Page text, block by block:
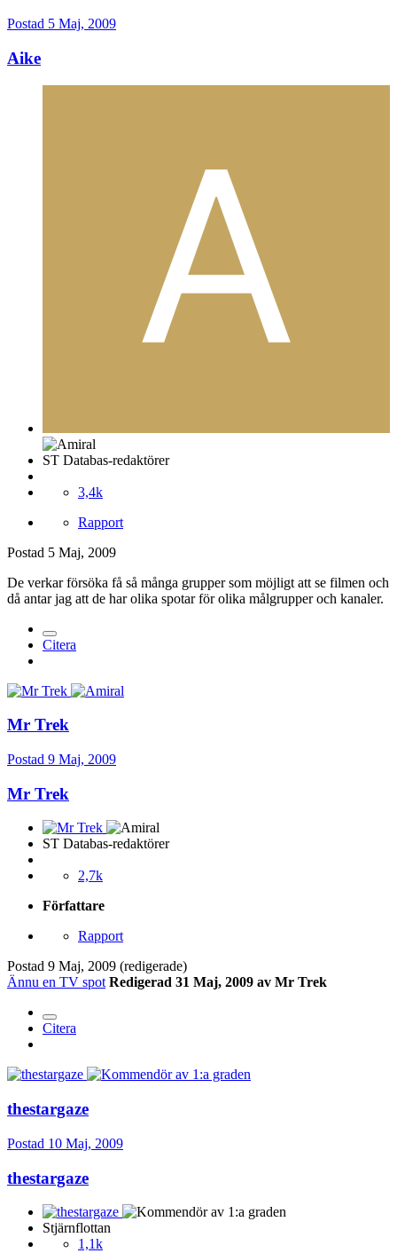
Postad 5 Maj, 2009
Aike
ST Databas-redaktörer
3,4k
Rapport
Postad 5 Maj, 2009
De verkar försöka få så många grupper som möjligt att se filmen och
då antar jag att de har olika spotar för olika målgrupper och kanaler.
Citera
Mr Trek
Postad 9 Maj, 2009
Mr Trek
ST Databas-redaktörer
2,7k
Författare
Rapport
Postad 9 Maj, 2009 (redigerade)
Ännu en TV spot Redigerad 31 Maj, 2009 av Mr Trek
Citera
thestargaze
Postad 10 Maj, 2009
thestargaze
Stjärnflottan
1,1k